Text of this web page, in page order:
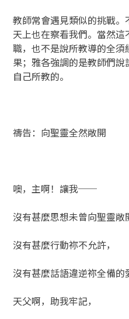
教師常會遇見類似的挑戰
天上也在察看我們。當然
職，也不是說所教導的全
果；雅各強調的是教師們
自己所教的。
禱告：向聖靈全然敞開
噢，主啊！讓我──
沒有甚麼思想未曾向聖靈敞
沒有甚麼行動祢不允許，
沒有甚麼話語違逆祢全備的
天父啊，助我牢記，